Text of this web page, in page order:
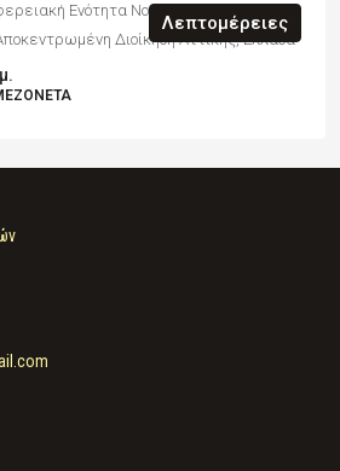
Ενότητα Νοτίου Τομέα Αθηνών,
Διοίκηση Αττικής, Ελλάδα
Λεπτομέρειες